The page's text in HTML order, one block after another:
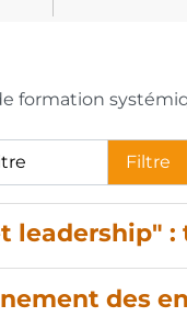
formation
Filtre
leadership" :
des